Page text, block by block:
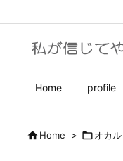
Home profile
Home > オカル